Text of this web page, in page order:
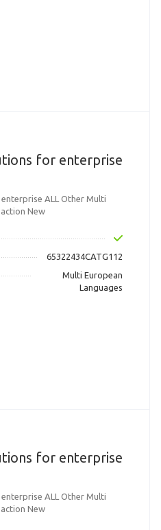
for enterprise
ALL Other Multi
New
65322434CATG112
Multi European
Languages
for enterprise
ALL Other Multi
New